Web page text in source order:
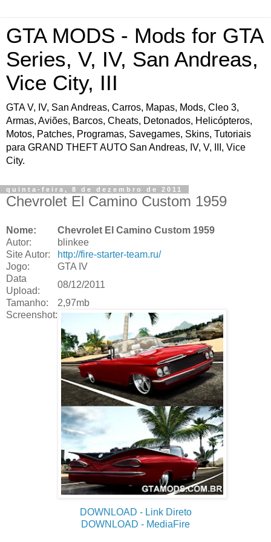
GTA MODS - Mods for GTA
Series, V, IV, San Andreas,
Vice City, III
GTA V, IV, San Andreas, Carros, Mapas, Mods, Cleo 3,
Armas, Aviões, Barcos, Cheats, Detonados, Helicópteros,
Motos, Patches, Programas, Savegames, Skins, Tutoriais
para GRAND THEFT AUTO San Andreas, IV, V, III, Vice
City.
quinta-feira, 8 de dezembro de 2011
Chevrolet El Camino Custom 1959
Nome:
Chevrolet El Camino Custom 1959
Autor:
blinkee
Site Autor:
http://fire-starter-team.ru/
Jogo:
GTA IV
Data
Upload:
08/12/2011
Tamanho:
2,97mb
Screenshot:
DOWNLOAD - Link Direto
DOWNLOAD - MediaFire